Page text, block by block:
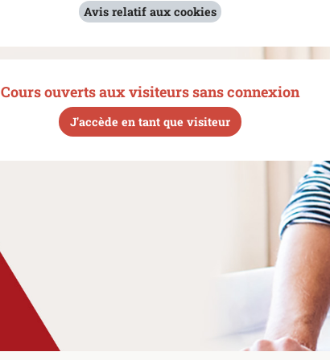
Avis relatif aux cookies
Cours ouverts aux visiteurs sans connexion
J'accède en tant que visiteur